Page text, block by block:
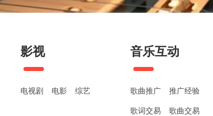
影视
电视剧 电影 综艺
音乐互动
歌曲推广 推广经验
歌词交易 歌曲交易